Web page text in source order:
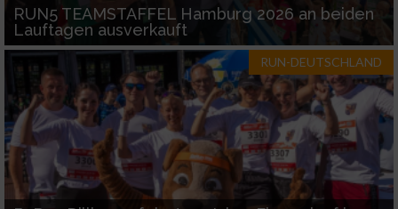
RUN5 TEAMSTAFFEL Hamburg 2026 an beiden
Lauftagen ausverkauft
RUN-DEUTSCHLAND